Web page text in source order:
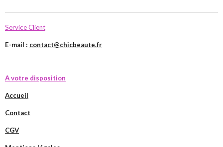
Service Client
E-mail : contact@chicbeaute.fr
A votre disposition
Accueil
Contact
CGV